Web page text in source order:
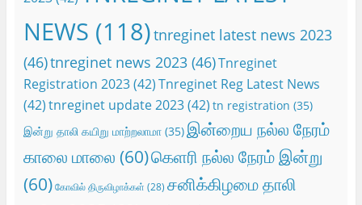
NEWS (118)tnreginet latest news 2023
(46)tnreginet news 2023(46)Tnreginet
Registration 2023(42)Tnreginet Reg Latest News
(42)tnreginet update 2023(42) tn registration (35)
இன்று தாலி கயிறு மாற்றலாமா(35)இன்றைய நல்ல நேரம்
காலை மாலை (60)கெளரி நல்ல நேரம் இன்று
(60) கோவில் திருவிழாக்கள் (28) சனிக்கிழமை தாலி